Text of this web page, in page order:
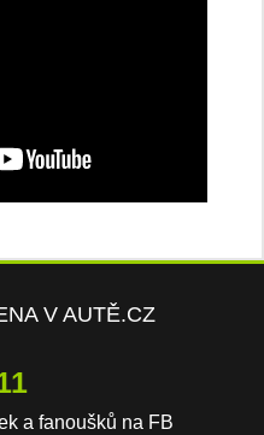
V AUTĚ.CZ
a fanoušků na FB